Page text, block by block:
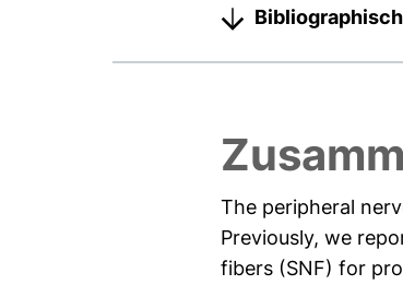
The peripheral
Previously, we
fibers (SNF) for